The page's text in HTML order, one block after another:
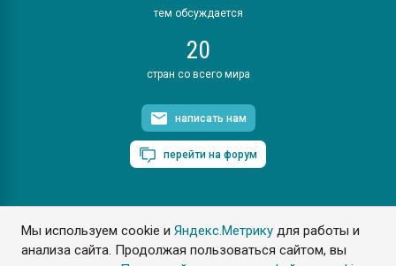
Мы используем cookie иЯндекс.Метрику для работы и
анализа сайта. Продолжая пользоваться сайтом, вы
тем обсуждается
20
стран со всего мира
написать нам
перейти на форум
ПластЭксперт © 2006. Все права защищены
Разрешается копирование материалов сайта с обязательной